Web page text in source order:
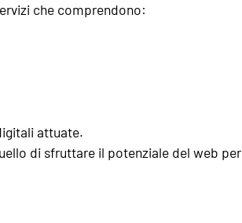
che comprendono:
attuate.
di sfruttare il potenziale del web per